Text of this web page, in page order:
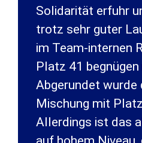
Solidarität erfuhr
trotz sehr guter
im Team-internen
Platz 41
Abgerundet wurde
Mischung mit
Allerdings ist das